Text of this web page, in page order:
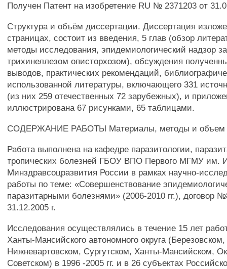
Получен Патент на изобретение RU № 2371203 от
Структура и объём диссертации. Диссертация
страницах, состоит из введения, 5 глав (обзор
методы исследования, эпидемиологический надзор
трихинеллезом описторхозом), обсуждения
выводов, практических рекомендаций,
использованной литературы, включающего 331
(из них 259 отечественных 72 зарубежных), и
иллюстрирована 67 рисунками, 65 таблицами.
СОДЕРЖАНИЕ РАБОТЫ Материалы, методы и объем
Работа выполнена на кафедре паразитологии,
тропических болезней ГБОУ ВПО Первого МГМУ им.
Минздравсоцразвития России в рамках научно-
работы по теме: «Совершенствование
паразитарными болезнями» (2006-2010 гг.), договор
31.12.2005 г.
Исследования осуществлялись в течение 15 лет
Ханты-Мансийского автономного округа (Березовском,
Нижневартовском, Сургутском, Ханты-Мансийском,
Советском) в 1996 -2005 гг. и в 26 субъектах